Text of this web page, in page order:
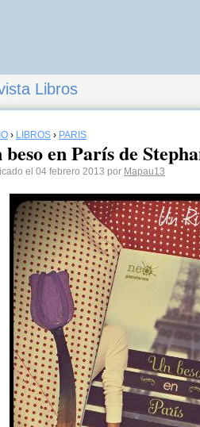
Libros
› LIBROS › PARÍS
beso en París de
el 04 febrero 2013 por Mapau13